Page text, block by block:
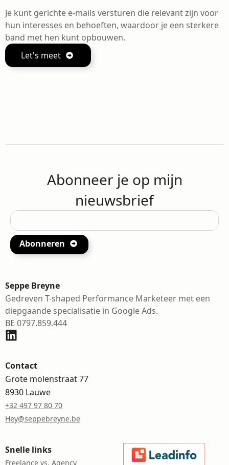
Je kunt gerichte e-mails versturen die relevant zijn voor
hun interesses en behoeften, waardoor je een sterkere
band met hen kunt opbouwen.
Let's meet
Abonneer je op mijn
nieuwsbrief
Abonneren
Seppe Breyne
Gedreven T-shaped Performance Marketeer met een
diepgaande specialisatie in Google Ads.
BE 0797.859.444
Contact
Grote molenstraat 77
8930 Lauwe
+32 497 97 80 70
Hey@seppebreyne.be
Snelle links
Freelance vs. Agency